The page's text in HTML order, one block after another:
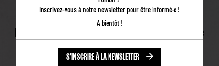
!
En attendant que nos équipes la retrouvent, que
diriez-vous de reprendre votre navigation ?
Inscrivez-vous à notre newsletter pour être informé·e !
A bientôt !
S’INSCRIRE À LA NEWSLETTER